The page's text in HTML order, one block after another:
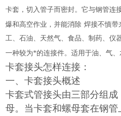
卡套，切入管子而密封。它与钢管连
爆和高空作业，并能消除 焊接不慎带
工、石油、天然气、食品、制药、仪
一种较为*的连接件。适用于油、气
卡套接头怎样连接：
一、卡套接头概述
卡套式管接头由三部分组
母。当卡套和螺母套在钢